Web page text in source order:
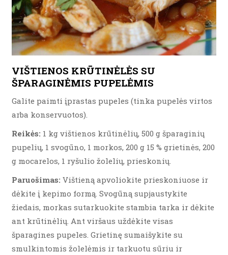
VIŠTIENOS KRŪTINĖLĖS SU
ŠPARAGINĖMIS PUPELĖMIS
Galite paimti įprastas pupeles (tinka pupelės virtos
arba konservuotos).
Reikės: 1 kg vištienos krūtinėlių, 500 g šparaginių
pupelių, 1 svogūno, 1 morkos, 200 g 15 % grietinės, 200
g mocarelos, 1 ryšulio žolelių, prieskonių.
Paruošimas: Vištieną apvoliokite prieskoniuose ir
dėkite į kepimo formą. Svogūną supjaustykite
žiedais, morkas sutarkuokite stambia tarka ir dėkite
ant krūtinėlių. Ant viršaus uždėkite visas
šparagines pupeles. Grietinę sumaišykite su
smulkintomis žolelėmis ir tarkuotu sūriu ir